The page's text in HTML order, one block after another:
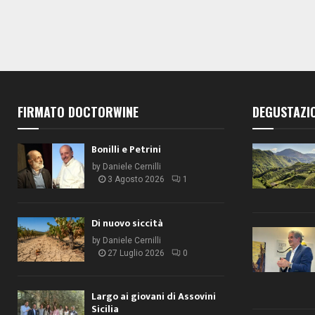
FIRMATO DOCTORWINE
Bonilli e Petrini
by Daniele Cernilli
3 Agosto 2026
1
Di nuovo siccità
by Daniele Cernilli
27 Luglio 2026
0
Largo ai giovani di Assovini
Sicilia